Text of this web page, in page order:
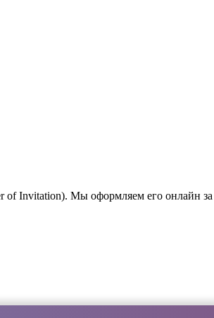
Invitation). Мы оформляем его онлайн